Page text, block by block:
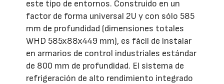
este tipo de entornos. Construido en un
factor de forma universal 2U y con sólo 585
mm de profundidad (dimensiones totales
WHD 585x88x449 mm), es fácil de instalar
en armarios de control industriales estándar
de 800 mm de profundidad. El sistema de
refrigeración de alto rendimiento integrado